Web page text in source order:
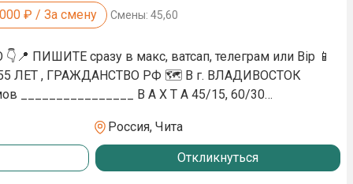
₽ / За смену Смены: 45,60
ПИШИТЕ сразу в макс, ватсап, телеграм или Bip 📱
55 ЛЕТ , ГРАЖДАНСТВО РФ 🗺 В г. ВЛАДИВОСТОК
60/30
180тр в месяц 👷‍♂️ЭЛЕКТРОМОНТАЖНИК 150тр
140тр в месяц 👷‍♂️ПОДСОБНЫЙ РАБОЧИЙ 110тр в
СБОРКЕ ЭЛЕМЕНТОВ КРОВЛИ 170тр в месяц
Россия, Чита
Откликнуться